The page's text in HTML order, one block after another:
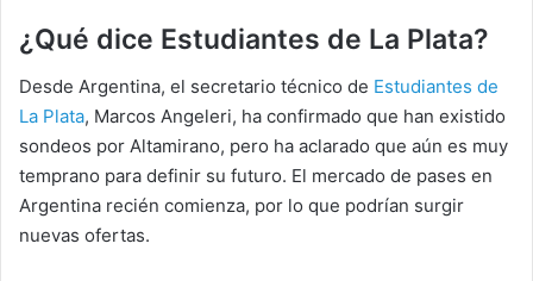
¿Qué dice Estudiantes de La Plata?
Desde Argentina, el secretario técnico de Estudiantes de
La Plata, Marcos Angeleri, ha confirmado que han existido
sondeos por Altamirano, pero ha aclarado que aún es muy
temprano para definir su futuro. El mercado de pases en
Argentina recién comienza, por lo que podrían surgir
nuevas ofertas.